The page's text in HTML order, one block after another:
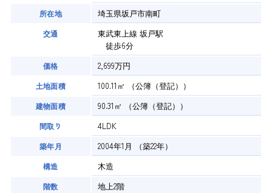
所在地 埼玉県坂戸市南町
交通
東武東上線 坂戸駅
徒歩6分
価格 2,699万円
土地面積 100.11㎡ （公簿（登記））
建物面積 90.31㎡ （公簿（登記））
間取り 4LDK
築年月 2004年1月 （築22年）
構造 木造
階数 地上2階